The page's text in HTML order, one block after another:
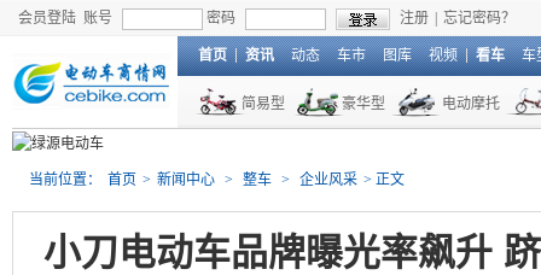
会员登陆 账号 密码 注册 忘记密码？
首页 资讯 动态 车市 图库 视频 看车 车
简易型 豪华型 电动摩托
当前位置： 首页 > 新闻中心 > 整车 > 企业风采 > 正文
小刀电动车品牌曝光率飙升